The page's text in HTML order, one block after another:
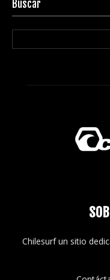
Buscar
Chilesurf un sitio